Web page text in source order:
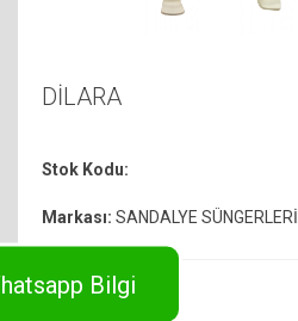
DİLARA
Stok Kodu:
Markası: SANDALYE SÜNGERLERİ
Bilgi